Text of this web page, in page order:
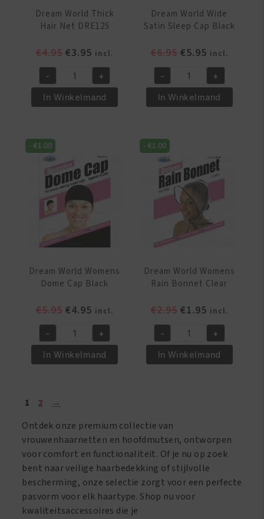
Dream World Thick
Hair Net DRE125
€4.95 Oorspronkelijke
was:
€4.95.
€3.95 Huidige
prijs
is:
€3.95.
incl.
Dream
World
Thick
Net
DRE125
aantal
- +
In Winkelmand
Dream World Wide
Satin Sleep Cap Black
€6.95 Oorspronkelijke
was:
€6.95.
€5.95Huidige
prijs
is:
€5.95.
incl.
Dream
World
Wide
Sleep
Cap
Black
aantal
- +
In Winkelmand
-€1.00
Dream World Womens
Dome Cap Black
€5.95 Oorspronkelijke
was:
€5.95.
€4.95 Huidige
prijs
is:
€4.95.
incl.
Dream
World
Womens
Black
aantal
- +
In Winkelmand
-€1.00
Dream World Womens
Rain Bonnet Clear
€2.95 Oorspronkelijke
was:
€2.95.
€1.95Huidige
prijs
is:
€1.95.
incl.
Dream
World
Womens
aantal
- +
In Winkelmand
1 2
→
Ontdek onze premium collectie van
vrouwenhaarnetten en hoofdmutsen, ontworpen
voor comfort en functionaliteit. Of je nu op zoek
bent naar veilige haarbedekking of stijlvolle
bescherming, onze selectie zorgt voor een perfecte
pasvorm voor elk haartype. Shop nu voor
kwaliteitsaccessoires die je